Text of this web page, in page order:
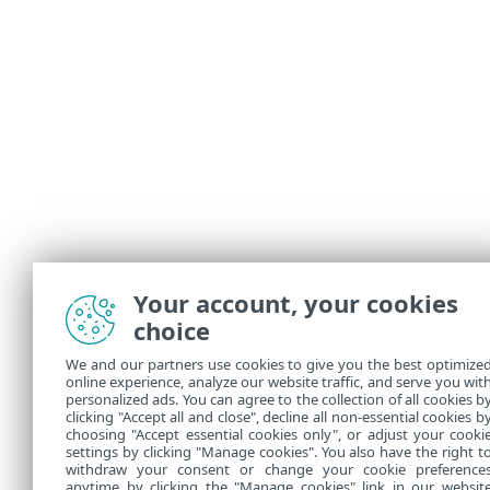
Your account, your cookies
choice
We and our partners use cookies to give you the best optimized
online experience, analyze our website traffic, and serve you with
personalized ads. You can agree to the collection of all cookies
clicking "Accept all and close", decline all non-essential cookies
choosing "Accept essential cookies only", or adjust your
settings by clicking "Manage cookies". You also have the right to
withdraw your consent or change your cookie